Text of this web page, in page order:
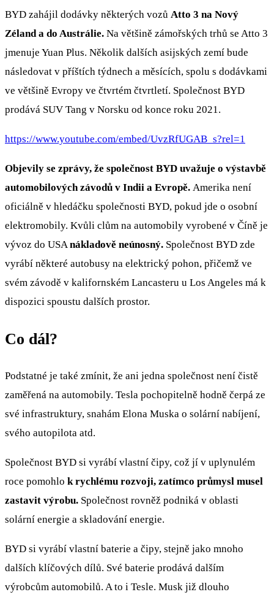
BYD zahájil dodávky některých vozů Atto 3 na Nový
Zéland a do Austrálie. Na většině zámořských trhů se Atto 3
jmenuje Yuan Plus. Několik dalších asijských zemí bude
následovat v příštích týdnech a měsících, spolu s dodávkami
ve většině Evropy ve čtvrtém čtvrtletí. Společnost BYD
prodává SUV Tang v Norsku od konce roku 2021.
https://www.youtube.com/embed/UvzRfUGAB_s?rel=1
Objevily se zprávy, že společnost BYD uvažuje o výstavbě
automobilových závodů v Indii a Evropě. Amerika není
oficiálně v hledáčku společnosti BYD, pokud jde o osobní
elektromobily. Kvůli clům na automobily vyrobené v Číně je
vývoz do USAnákladově neúnosný. Společnost BYD zde
vyrábí některé autobusy na elektrický pohon, přičemž ve
svém závodě v kalifornském Lancasteru u Los Angeles má k
dispozici spoustu dalších prostor.
Co dál?
Podstatné je také zmínit, že ani jedna společnost není čistě
zaměřená na automobily. Tesla pochopitelně hodně čerpá ze
své infrastruktury, snahám Elona Muska o solární nabíjení,
svého autopilota atd.
Společnost BYD si vyrábí vlastní čipy, což jí v uplynulém
roce pomohlo k rychlému rozvoji, zatímco průmysl musel
zastavit výrobu. Společnost rovněž podniká v oblasti
solární energie a skladování energie.
BYD si vyrábí vlastní baterie a čipy, stejně jako mnoho
dalších klíčových dílů. Své baterie prodává dalším
výrobcům automobilů. A to i Tesle. Musk již dlouho